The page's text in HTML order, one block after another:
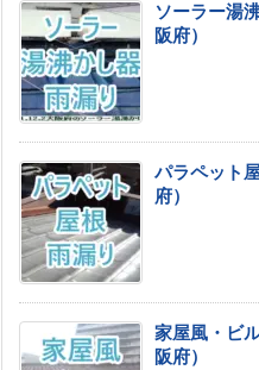
ソーラー湯
阪府）
パラペット
府）
家屋風・ビ
阪府）